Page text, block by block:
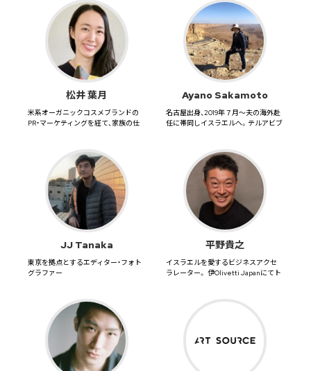
松井 葉月
米系オーガニックコスメブランドの
PR・マーケティングを経て、家族の仕
Ayano Sakamoto
名古屋出身、2019年７月～夫の海外赴
任に帯同しイスラエルへ。テルアビブ
JJ Tanaka
東京を拠点とするエディター・フォト
グラファー
平野貴之
イスラエルを愛するビジネスアクセ
ラレーター。 伊Olivetti Japanにてト